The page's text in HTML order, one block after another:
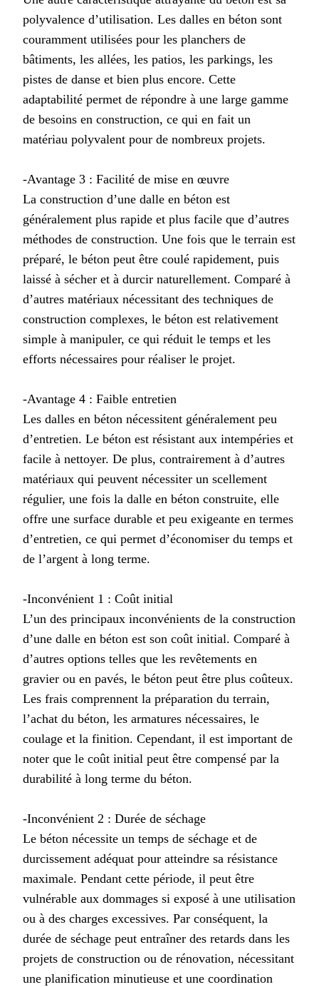
polyvalence d’utilisation. Les dalles en béton sont
couramment utilisées pour les planchers de
bâtiments, les allées, les patios, les parkings, les
pistes de danse et bien plus encore. Cette
adaptabilité permet de répondre à une large gamme
de besoins en construction, ce qui en fait un
matériau polyvalent pour de nombreux projets.
-Avantage 3 : Facilité de mise en œuvre
La construction d’une dalle en béton est
généralement plus rapide et plus facile que d’autres
méthodes de construction. Une fois que le terrain est
préparé, le béton peut être coulé rapidement, puis
laissé à sécher et à durcir naturellement. Comparé à
d’autres matériaux nécessitant des techniques de
construction complexes, le béton est relativement
simple à manipuler, ce qui réduit le temps et les
efforts nécessaires pour réaliser le projet.
-Avantage 4 : Faible entretien
Les dalles en béton nécessitent généralement peu
d’entretien. Le béton est résistant aux intempéries et
facile à nettoyer. De plus, contrairement à d’autres
matériaux qui peuvent nécessiter un scellement
régulier, une fois la dalle en béton construite, elle
offre une surface durable et peu exigeante en termes
d’entretien, ce qui permet d’économiser du temps et
de l’argent à long terme.
-Inconvénient 1 : Coût initial
L’un des principaux inconvénients de la construction
d’une dalle en béton est son coût initial. Comparé à
d’autres options telles que les revêtements en
gravier ou en pavés, le béton peut être plus coûteux.
Les frais comprennent la préparation du terrain,
l’achat du béton, les armatures nécessaires, le
coulage et la finition. Cependant, il est important de
noter que le coût initial peut être compensé par la
durabilité à long terme du béton.
-Inconvénient 2 : Durée de séchage
Le béton nécessite un temps de séchage et de
durcissement adéquat pour atteindre sa résistance
maximale. Pendant cette période, il peut être
vulnérable aux dommages si exposé à une utilisation
ou à des charges excessives. Par conséquent, la
durée de séchage peut entraîner des retards dans les
projets de construction ou de rénovation, nécessitant
une planification minutieuse et une coordination